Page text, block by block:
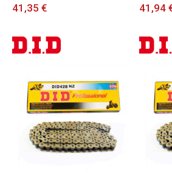
41,35 € 41,94